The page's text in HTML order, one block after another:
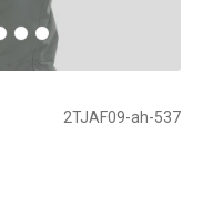
2TJAF09-ah-537